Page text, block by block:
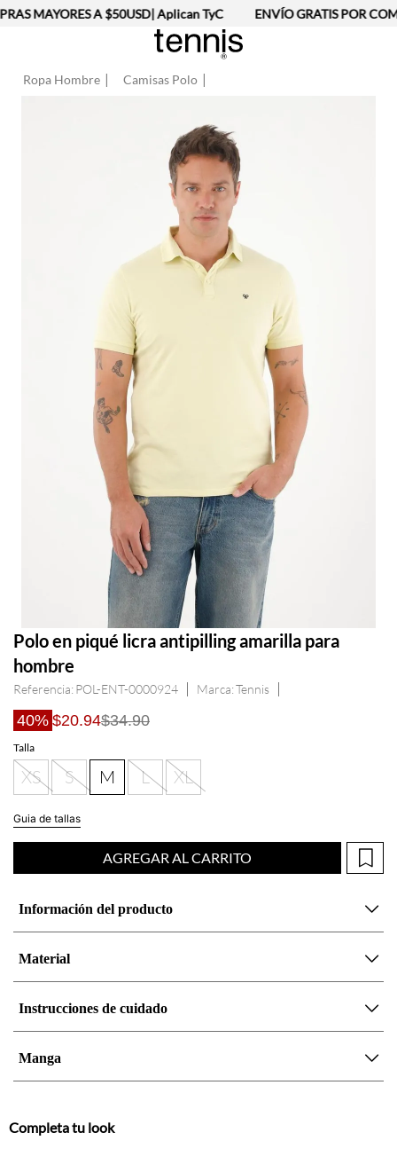
MAYORES A $50USD| Aplican TyC ENVÍO GRATIS POR
Ropa Hombre Camisas Polo
Polo en piqué licra antipilling amarilla para
hombre
Referencia: POL-ENT-0000924 Tennis
40% $20.94$34.90
Talla
XS S M L XL
Guia de tallas
AGREGAR AL CARRITO
Información del producto
Material
Instrucciones de cuidado
Manga
Completa tu look